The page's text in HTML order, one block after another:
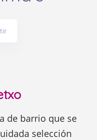
de barrio que se
selección